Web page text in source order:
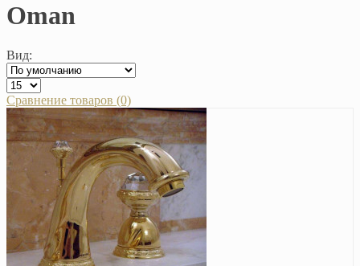
Oman
Вид:
Сравнение товаров (0)